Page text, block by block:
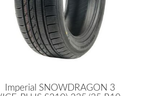
Imperial SNOWDRAGON 3